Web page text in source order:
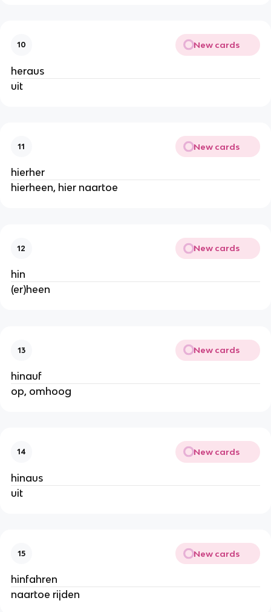
10 New cards
heraus
uit
11 New cards
hierher
hierheen, hier naartoe
12 New cards
hin
(er)heen
13 New cards
hinauf
op, omhoog
14 New cards
hinaus
uit
15 New cards
hinfahren
naartoe rijden